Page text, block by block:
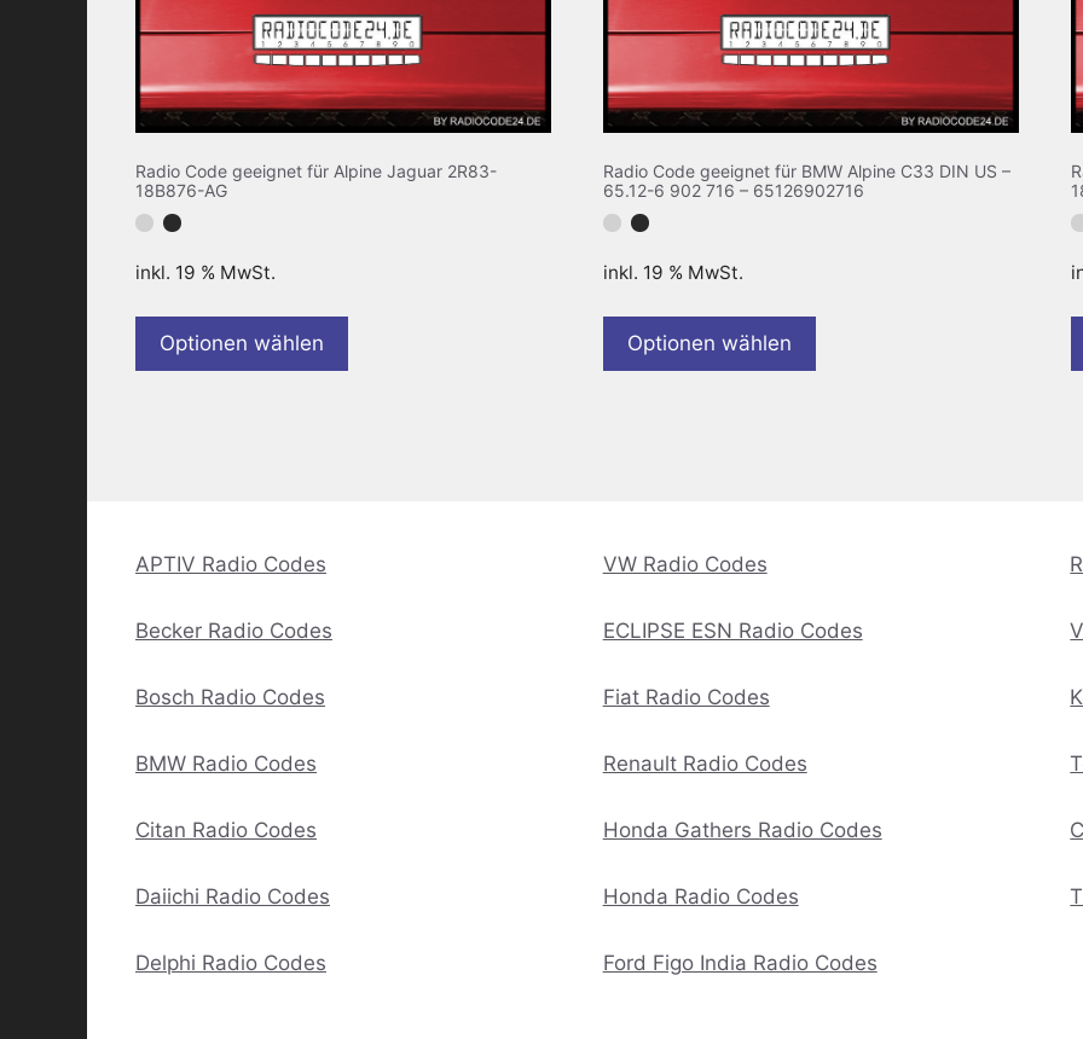
Radio Code geeignet für Alpine Jaguar 2R83-
18B876-AG
inkl. 19 % MwSt.
Optionen wählen
Radio Code geeignet für BMW Alpine C33 DIN US –
65.12-6 902 716 – 65126902716
inkl. 19 % MwSt.
Optionen wählen
APTIV Radio Codes
Becker Radio Codes
Bosch Radio Codes
BMW Radio Codes
Citan Radio Codes
Daiichi Radio Codes
Delphi Radio Codes
VW Radio Codes
ECLIPSE ESN Radio Codes
Fiat Radio Codes
Renault Radio Codes
Honda Gathers Radio Codes
Honda Radio Codes
Ford Figo India Radio Codes